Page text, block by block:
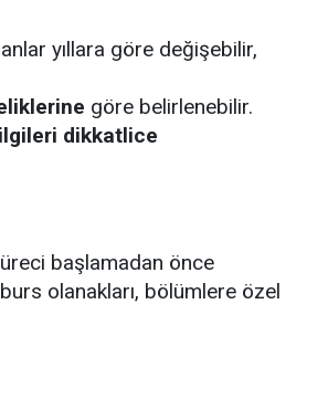
yıllara göre değişebilir,
göre belirlenebilir.
dikkatlice
başlamadan önce
olanakları, bölümlere özel